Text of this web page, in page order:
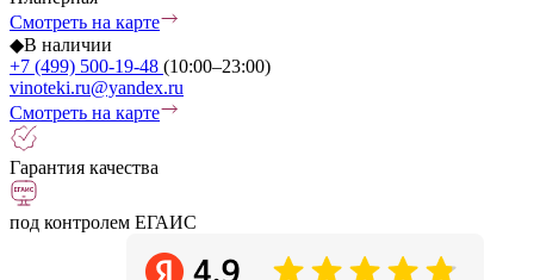
Смотреть на карте
◆В наличии
+7 (499) 500-19-48 (10:00–23:00)
vinoteki.ru@yandex.ru
Смотреть на карте
Гарантия качества
под контролем ЕГАИС